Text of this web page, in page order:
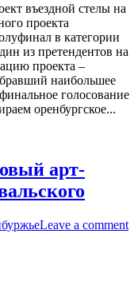
въездной стелы на
проекта
в категории
из претендентов на
проекта –
наибольшее
голосование
оренбургское...
арт-
Leave a comment